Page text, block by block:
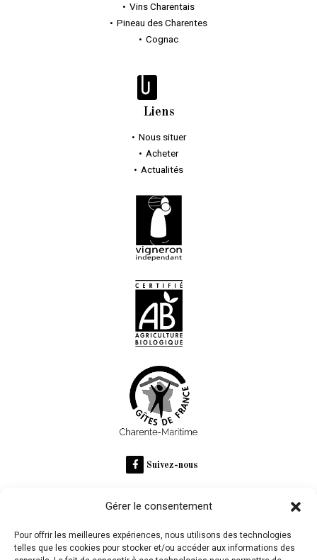
Gérer le consentement
Pour offrir les meilleures expériences, nous utilisons des technologies
telles que les cookies pour stocker et/ou accéder aux informations des
Vins Charentais
Pineau des Charentes
Cognac
Liens
Nous situer
Acheter
Actualités
Suivez-nous